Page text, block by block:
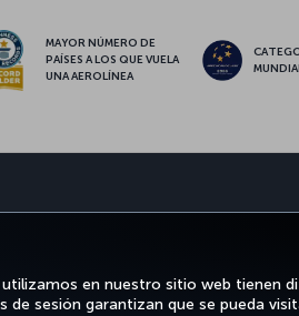
en nuestro sitio web tienen
de sesión garantizan que se pueda
MAYOR NÚMERO DE
PAÍSES A LOS QUE VUELA
UNA AEROLÍNEA